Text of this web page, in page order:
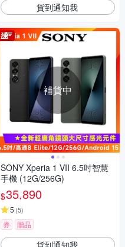
貨到通知我
補貨中
SONY Xperia 1 VII 6.5吋智慧
手機 (12G/256G)
$35,890
5 (5)
券 贈品
貨到通知我